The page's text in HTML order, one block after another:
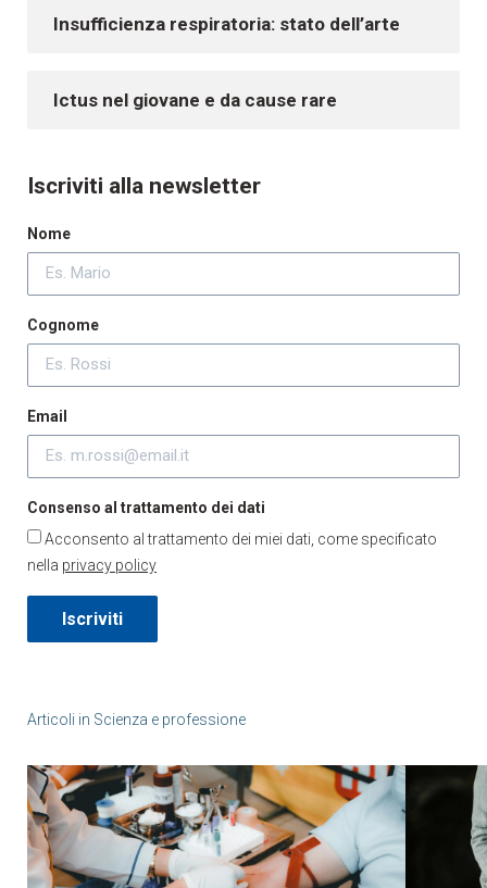
Insufficienza respiratoria: stato dell’arte
Ictus nel giovane e da cause rare
Iscriviti alla newsletter
Nome
Cognome
Email
Consenso al trattamento dei dati
Acconsento al trattamento dei miei dati, come specificato
nella privacy policy
Iscriviti
Articoli in Scienza e professione